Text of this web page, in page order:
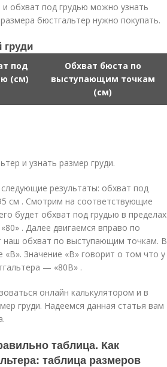
обхват под грудью можно узнать
бюстгальтер нужно покупать.
груди
под
(см)
Обхват бюста по
выступающим точкам
(см)
и узнать размер груди.
результаты: обхват под
см . Смотрим на соответствующие
будет обхват под грудью в пределах
. Далее двигаемся вправо по
наш обхват по выступающим точкам. В
Значение «B» говорит о том что у
— «80B» .
онлайн калькулятором и в
груди. Надеемся данная статья вам
таблица. Как
таблица размеров